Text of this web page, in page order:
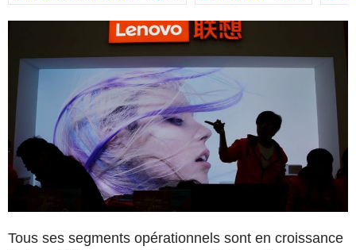
Tous ses segments opérationnels sont en croissance